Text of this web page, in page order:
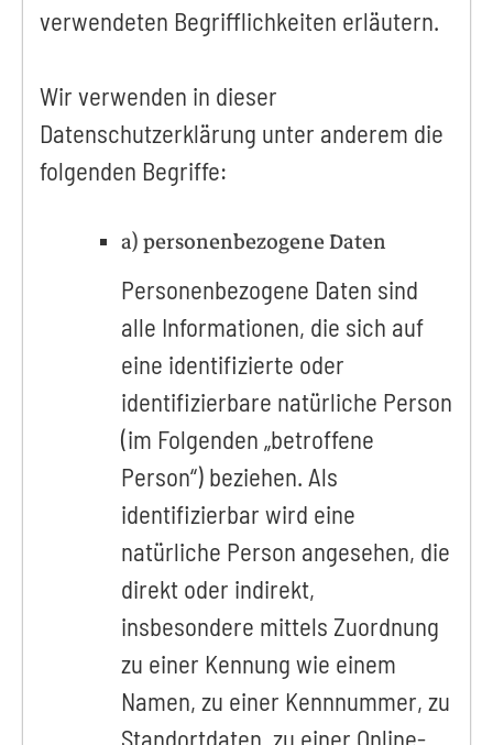
verwendeten Begrifflichkeiten erläutern.
Wir verwenden in dieser
Datenschutzerklärung unter anderem die
folgenden Begriffe:
a) personenbezogene Daten
Personenbezogene Daten sind
alle Informationen, die sich auf
eine identifizierte oder
identifizierbare natürliche Person
(im Folgenden „betroffene
Person“) beziehen. Als
identifizierbar wird eine
natürliche Person angesehen, die
direkt oder indirekt,
insbesondere mittels Zuordnung
zu einer Kennung wie einem
Namen, zu einer Kennnummer, zu
Standortdaten, zu einer Online-